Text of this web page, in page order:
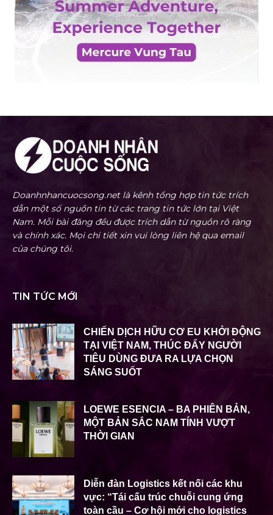
Doanhnhancuocsong.net là kênh tổng hợp tin tức trích
dẫn một số nguồn tin từ các trang tin tức lớn tại Việt
Nam. Mỗi bài đăng đều được trích dẫn từ nguồn rõ ràng
và chính xác. Mọi chi tiết xin vui lòng liên hệ qua email
của chúng tôi.
TIN TỨC MỚI
CHIẾN DỊCH HỮU CƠ EU KHỞI ĐỘNG
TẠI VIỆT NAM, THÚC ĐẨY NGƯỜI
TIÊU DÙNG ĐƯA RA LỰA CHỌN
SÁNG SUỐT
LOEWE ESENCIA – BA PHIÊN BẢN,
MỘT BẢN SẮC NAM TÍNH VƯỢT
THỜI GIAN
Diễn đàn Logistics kết nối các khu
vực: “Tái cấu trúc chuỗi cung ứng
toàn cầu – Cơ hội mới cho logistics